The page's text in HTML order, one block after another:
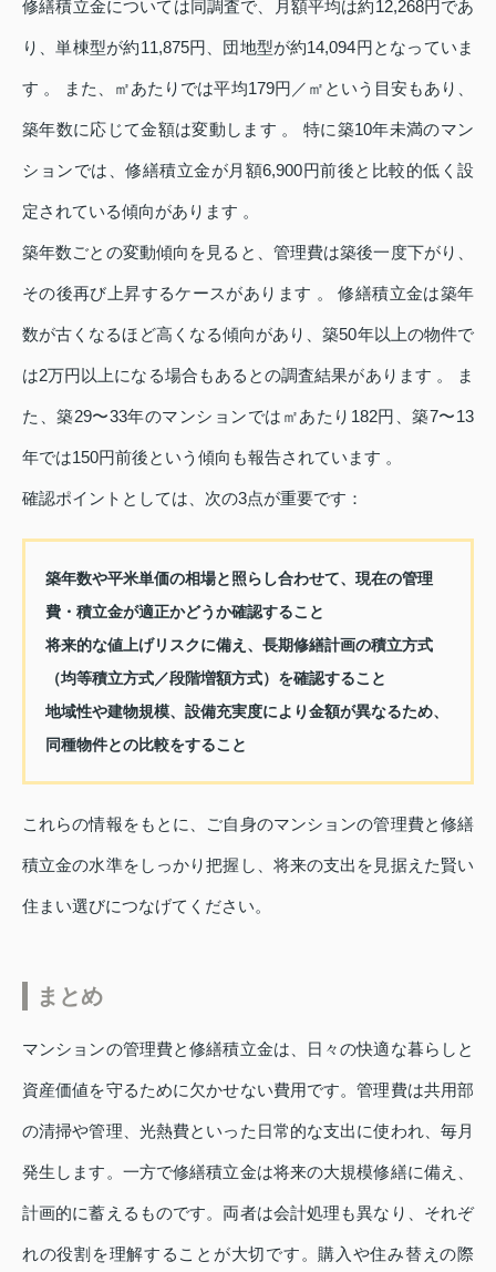
修繕積立金については同調査で、月額平均は約12,268円であ
り、単棟型が約11,875円、団地型が約14,094円となっていま
す 。 また、㎡あたりでは平均179円／㎡という目安もあり、
築年数に応じて金額は変動します 。 特に築10年未満のマン
ションでは、修繕積立金が月額6,900円前後と比較的低く設
定されている傾向があります 。
築年数ごとの変動傾向を見ると、管理費は築後一度下がり、
その後再び上昇するケースがあります 。 修繕積立金は築年
数が古くなるほど高くなる傾向があり、築50年以上の物件で
は2万円以上になる場合もあるとの調査結果があります 。 ま
た、築29〜33年のマンションでは㎡あたり182円、築7〜13
年では150円前後という傾向も報告されています 。
確認ポイントとしては、次の3点が重要です：
築年数や平米単価の相場と照らし合わせて、現在の管理
費・積立金が適正かどうか確認すること
将来的な値上げリスクに備え、長期修繕計画の積立方式
（均等積立方式／段階増額方式）を確認すること
地域性や建物規模、設備充実度により金額が異なるため、
同種物件との比較をすること
これらの情報をもとに、ご自身のマンションの管理費と修繕
積立金の水準をしっかり把握し、将来の支出を見据えた賢い
住まい選びにつなげてください。
まとめ
マンションの管理費と修繕積立金は、日々の快適な暮らしと
資産価値を守るために欠かせない費用です。管理費は共用部
の清掃や管理、光熱費といった日常的な支出に使われ、毎月
発生します。一方で修繕積立金は将来の大規模修繕に備え、
計画的に蓄えるものです。両者は会計処理も異なり、それぞ
れの役割を理解することが大切です。購入や住み替えの際